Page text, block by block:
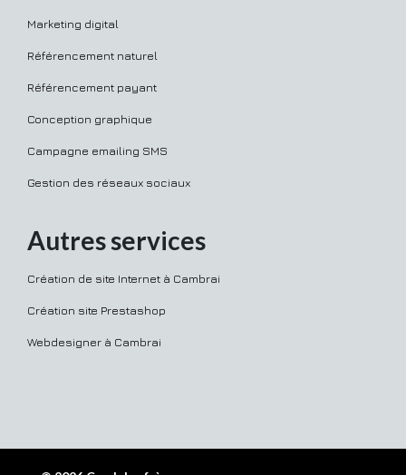
Marketing digital
Référencement naturel
Référencement payant
Conception graphique
Campagne emailing SMS
Gestion des réseaux sociaux
Autres services
Création de site Internet à Cambrai
Création site Prestashop
Webdesigner à Cambrai